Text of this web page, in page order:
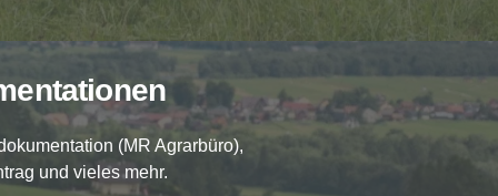
(MR Agrarbüro),
und vieles mehr.